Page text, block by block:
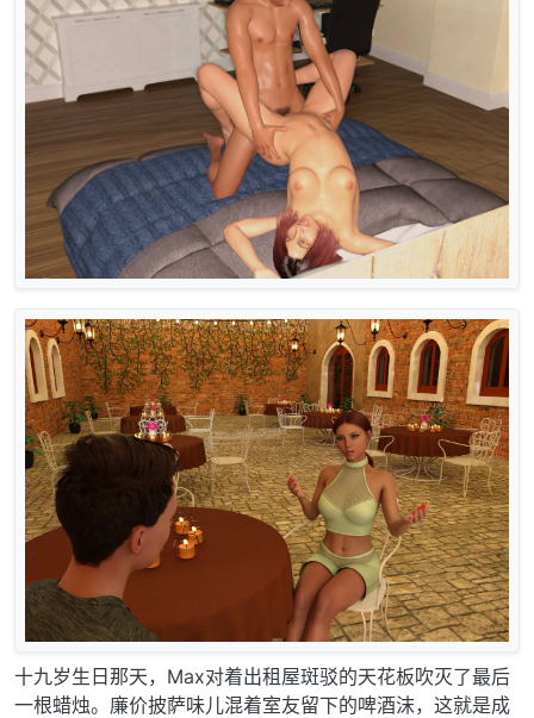
十九岁生日那天，Max对着出租屋斑驳的天花板吹灭了最后
一根蜡烛。廉价披萨味儿混着室友留下的啤酒沫，这就是成